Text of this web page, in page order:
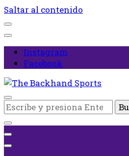
Saltar al contenido
Instagram
Facebook
The Backhand Sports
Inicio
¿Buscas
algo?